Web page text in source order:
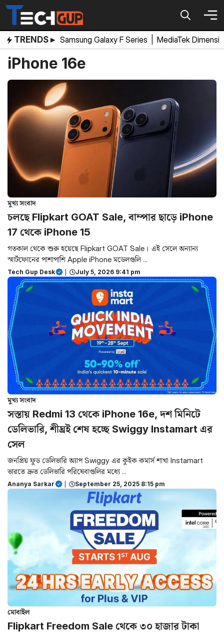
Skip
content
TRENDS ▸ Samsung Galaxy F Series MediaTek
iPhone 16e
মুখ্য সংবাদ
চলছে Flipkart GOAT Sale, বাম্পার ছাড়ে iPhone
17 থেকে iPhone 15
গতকাল থেকে শুরু হয়েছে Flipkart GOAT Sale। এই সেলে অন্যান্য
স্মার্টফোনের পাশাপাশি Apple iPhone মডেলগুলি ...
Tech Gup Desk | July 5, 2026 9:41 pm
মুখ্য সংবাদ
সস্তায় Redmi 13 থেকে iPhone 16e, দশ মিনিটে
ডেলিভারি, শীঘ্রই শেষ হচ্ছে Swiggy Instamart এর
সেল
জনপ্রিয় ফুড ডেলিভারি অ্যাপ Swiggy এর কুইক কমার্স শাখা Instamart
ভারতে দ্রুত ডেলিভারি পরিষেবাগুলির মধ্যে ...
Ananya Sarkar September 25, 2025 8:15 pm
মোবাইল
Flipkart Freedom Sale থেকে ৩০ হাজার টাকা